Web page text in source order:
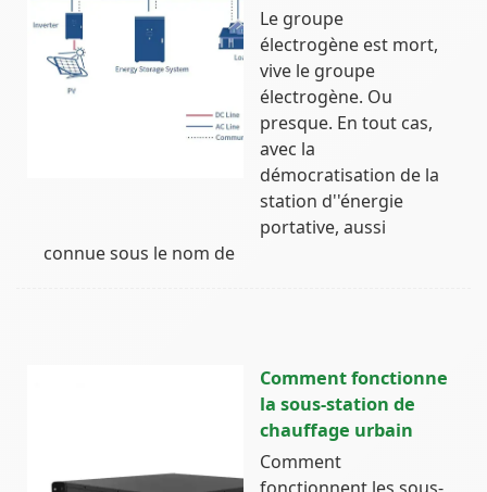
Le groupe
électrogène est mort,
vive le groupe
électrogène. Ou
presque. En tout cas,
avec la
démocratisation de la
station d''énergie
portative, aussi
connue sous le nom de
Comment fonctionne
la sous-station de
chauffage urbain
Comment